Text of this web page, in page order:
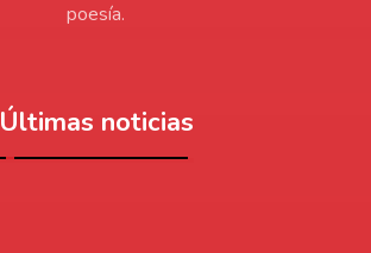
poesía.
Últimas noticias